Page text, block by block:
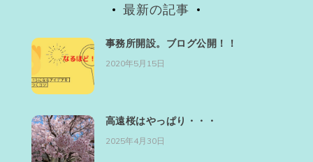
最新の記事
事務所開設。ブログ公開！！
2020年5月15日
高遠桜はやっぱり・・・
2025年4月30日